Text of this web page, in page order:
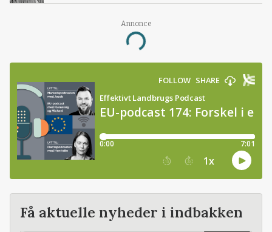
Annonce
Loading...
Få aktuelle nyheder i indbakken